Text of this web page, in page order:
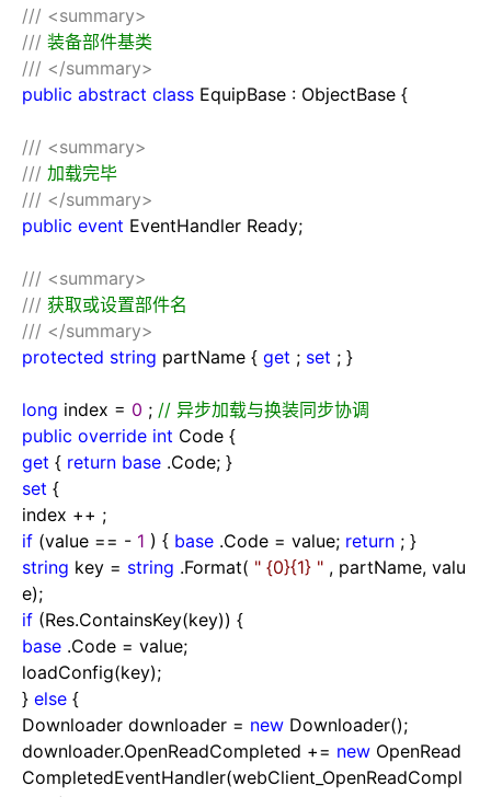
/// <summary>
/// 装备部件基类
/// </summary>
public abstract class EquipBase : ObjectBase {
/// <summary>
/// 加载完毕
/// </summary>
public event EventHandler Ready;
/// <summary>
/// 获取或设置部件名
/// </summary>
protected string partName { get ; set ; }
long index = 0 ; // 异步加载与换装同步协调
public override int Code {
get { return base .Code; }
set {
index ++ ;
if (value == - 1 ) { base .Code = value; return ; }
string key = string .Format( " {0}{1} " , partName, valu
e);
if (Res.ContainsKey(key)) {
base .Code = value;
loadConfig(key);
} else {
Downloader downloader = new Downloader();
downloader.OpenReadCompleted += new OpenRead
CompletedEventHandler(webClient_OpenReadCompl